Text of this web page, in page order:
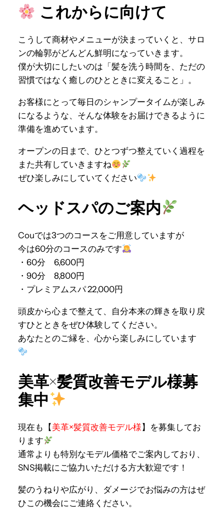
これからに向けて
こうして商材やメニューが決まっていくと、サロ
ンの輪郭がどんどん鮮明になっていきます。
僕が大切にしたいのは「髪を洗う時間を、ただの
習慣ではなく癒しのひとときに変えること」。
お客様にとって毎日のシャンプータイムが楽しみ
になるような、そんな体験をお届けできるように
準備を進めています。
オープンの日まで、ひとつずつ整えていく過程を
また共有していきますね
ぜひ楽しみにしていてください
ヘッドスパのご案内
Couでは3つのコースをご用意していますが
今は60分のコースのみです
・60分 6,600円
・90分 8,800円
・プレミアムスパ 22,000円
頭皮から心まで整えて、自分本来の輝きを取り戻
すひとときをぜひ体験してください。
あなたとのご縁を、心から楽しみにしています
美革×髪質改善モデル様募
集中
現在も【 美革×髪質改善モデル様 】を募集してお
ります
通常よりも特別なモデル価格でご案内しており、
SNS掲載にご協力いただける方大歓迎です！
髪のうねりや広がり、ダメージでお悩みの方はぜ
ひこの機会にご連絡ください。